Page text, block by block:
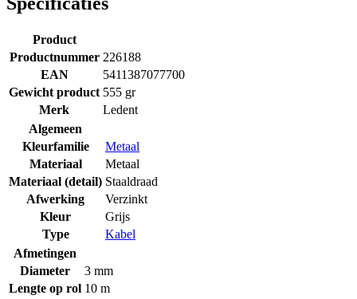
Product
Productnummer 226188
EAN
5411387077700
Gewicht product 555 gr
Merk
Ledent
Algemeen
Kleurfamilie
Metaal
Materiaal
Metaal
Materiaal (detail) Staaldraad
Afwerking
Verzinkt
Kleur
Grijs
Type
Kabel
Afmetingen
Diameter
3 mm
Lengte op rol 10 m